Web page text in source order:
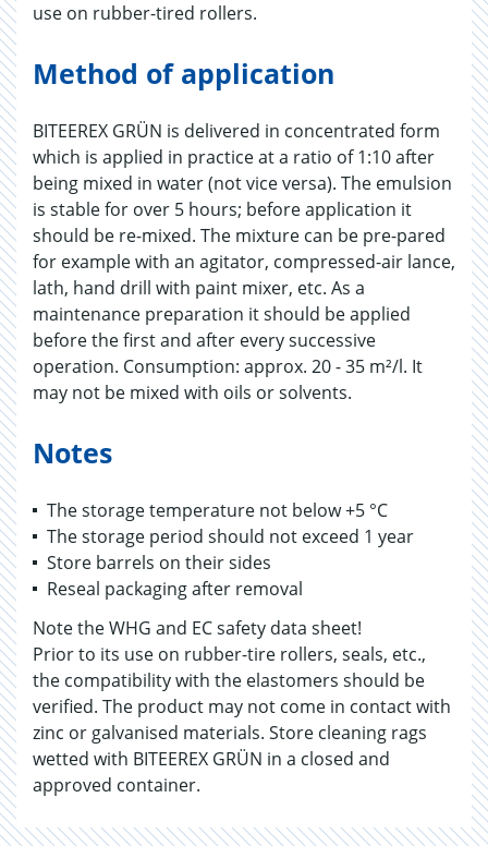
use on rubber-tired rollers.
Method of application
BITEEREX GRÜN is delivered in concentrated form
which is applied in practice at a ratio of 1:10 after
being mixed in water (not vice versa). The emulsion
is stable for over 5 hours; before application it
should be re-mixed. The mixture can be pre-pared
for example with an agitator, compressed-air lance,
lath, hand drill with paint mixer, etc. As a
maintenance preparation it should be applied
before the first and after every successive
operation. Consumption: approx. 20 - 35 m²/l. It
may not be mixed with oils or solvents.
Notes
The storage temperature not below +5 °C
The storage period should not exceed 1 year
Store barrels on their sides
Reseal packaging after removal
Note the WHG and EC safety data sheet!
Prior to its use on rubber-tire rollers, seals, etc.,
the compatibility with the elastomers should be
verified. The product may not come in contact with
zinc or galvanised materials. Store cleaning rags
wetted with BITEEREX GRÜN in a closed and
approved container.